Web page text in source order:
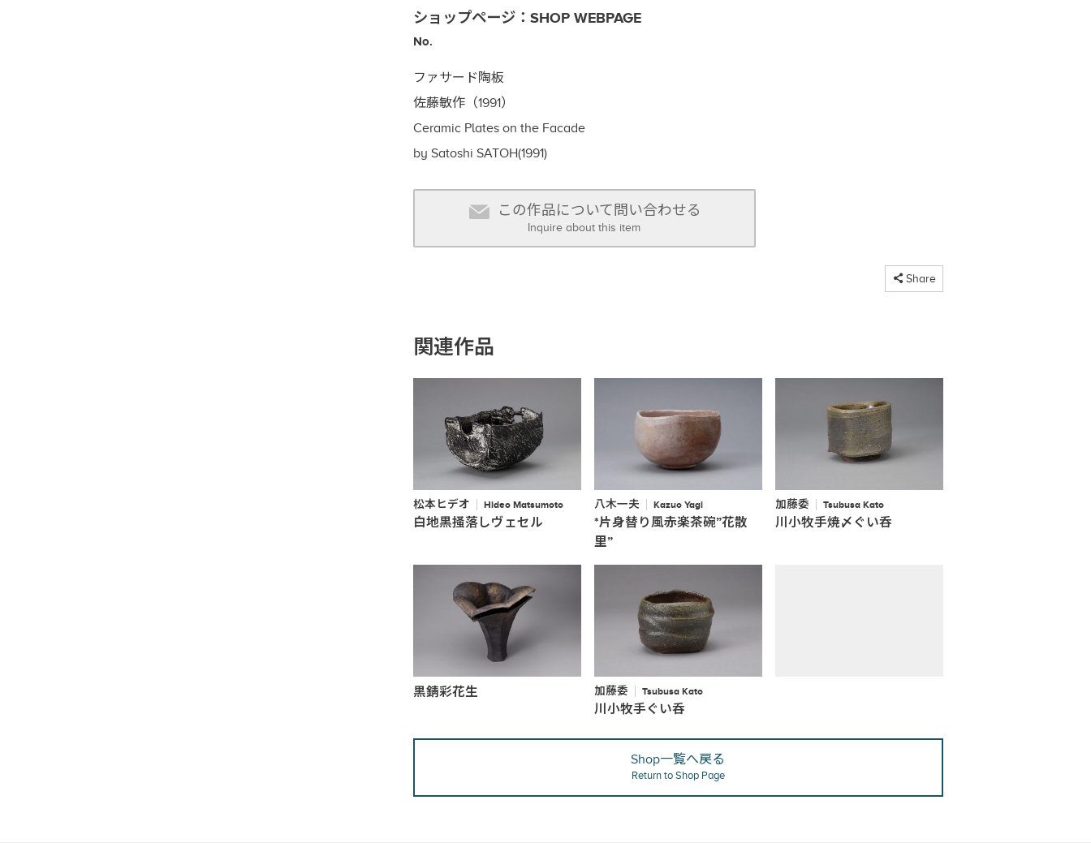
ショップページ：SHOP WEBPAGE
No.
ファサード陶板
佐藤敏作（1991）
Ceramic Plates on the Facade
by Satoshi SATOH(1991)
この作品について問い合わせる
Inquire about this item
Share
コピーしました
関連作品
松本ヒデオ Hideo Matsumoto
白地黒掻落しヴェセル
八木一夫 Kazuo Yagi
*片身替り風赤楽茶碗”花散
里”
加藤委 Tsubusa Kato
川小牧手焼〆ぐい呑
黒錆彩花生 加藤委 Tsubusa Kato
川小牧手ぐい呑
Shop一覧へ戻る
Return to Shop Page